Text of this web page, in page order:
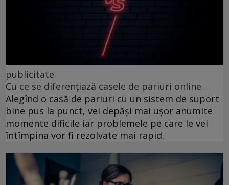
publicitate
Cu ce se diferențiază casele de pariuri online
Alegînd o casă de pariuri cu un sistem de suport
bine pus la punct, vei depăși mai ușor anumite
momente dificile iar problemele pe care le vei
întîmpina vor fi rezolvate mai rapid.